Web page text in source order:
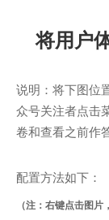
将用户
说明：将下图位
众号关注者点击
卷和查看之前作
配置方法如下：
（注：右键点击图